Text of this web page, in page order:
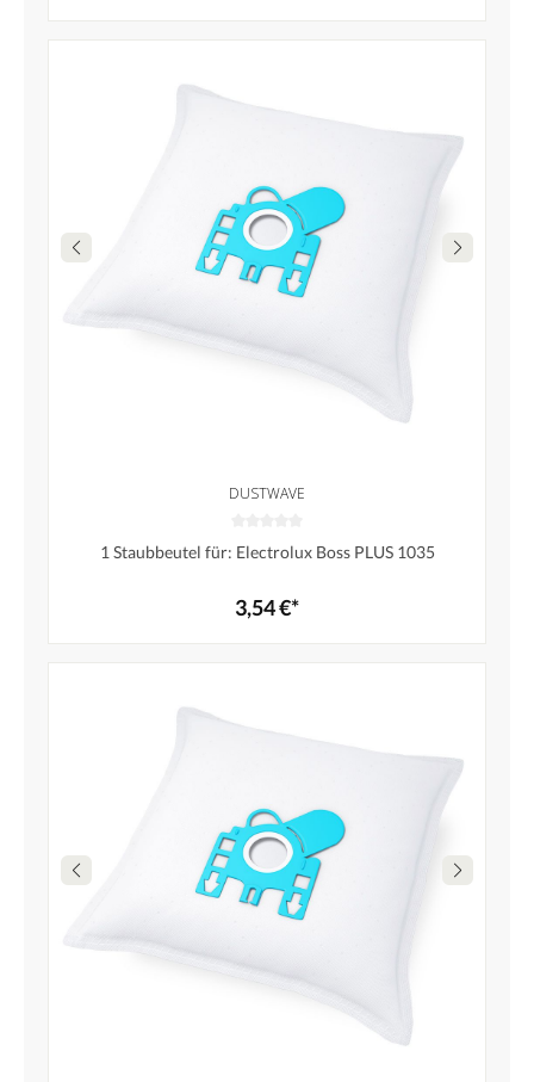
DUSTWAVE
1 Staubbeutel für: Electrolux Boss PLUS 1035
3,54 €*